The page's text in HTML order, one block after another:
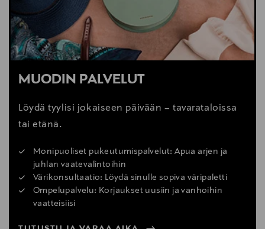
MUODIN PALVELUT
Löydä tyylisi jokaiseen päivään – tavarataloissa
tai etänä.
Monipuoliset pukeutumispalvelut: Apua arjen ja
juhlan vaatevalintoihin
Värikonsultaatio: Löydä sinulle sopiva väripaletti
Ompelupalvelu: Korjaukset uusiin ja vanhoihin
vaatteisiisi